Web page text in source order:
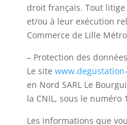
droit français. Tout
et/ou à leur exécution
Commerce de Lille
– Protection des
Le site
en Nord SARL Le
la CNIL, sous le numéro
Les informations que